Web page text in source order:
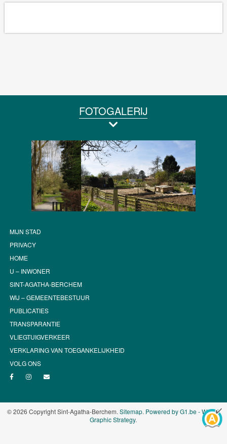
FOTOGALERIJ
MIJN STAD
PRIVACY
HOME
U – INWONER
SINT-AGATHA-BERCHEM
WIJ – GEMEENTEBESTUUR
PUBLICATIES
TRANSPARANTIE
VLIEGTUIGVERKEER
VERKLARING VAN TOEGANKELIJKHEID
VOLG ONS
© 2026 Copyright Sint-Agatha-Berchem. Sitemap. Powered by G1.be - Web &
Graphic Strategy.